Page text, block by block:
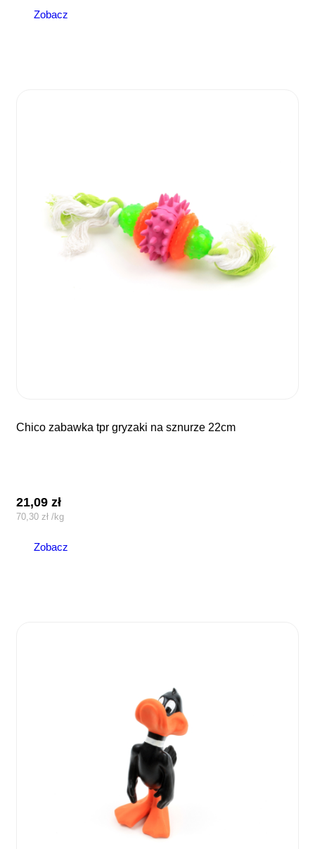
Zobacz
chico zabawka tpr gryzaki na sznurze 22cm
21,09zł
70,30 zł /kg
Zobacz